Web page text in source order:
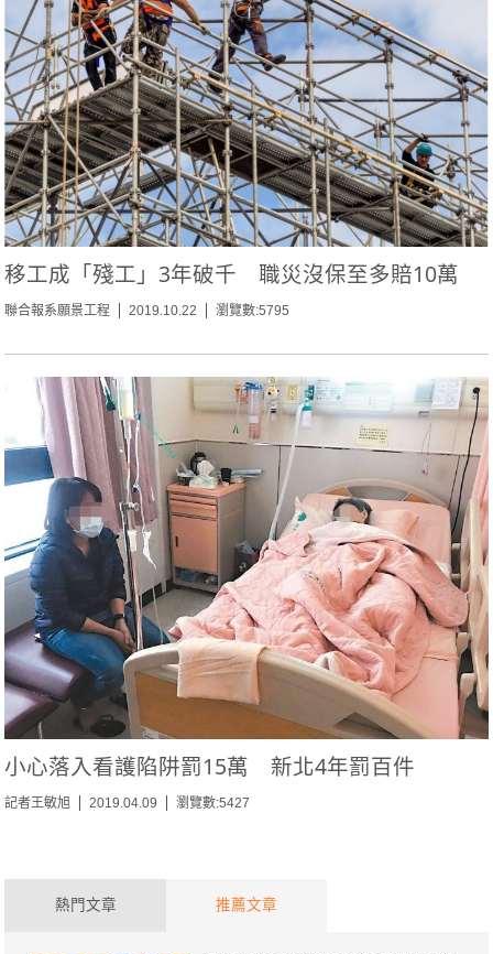
移工成「殘工」3年破千 職災沒保至多賠10萬
聯合報系願景工程 2019.10.22 瀏覽數:5795
小心落入看護陷阱罰15萬 新北4年罰百件
記者王敏旭 2019.04.09 瀏覽數:5427
熱門文章 推薦文章